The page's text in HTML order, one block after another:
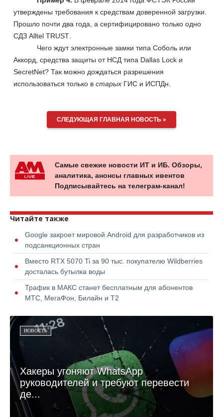
утверждены требования к средствам доверенной загрузки.
Прошло почти два года, а сертифицировано только одно
СДЗ Alltel TRUST
Чего ждут электронные замки типа Соболь или
Аккорд, средства защиты от НСД типа Dallas Lock и
SecretNet? Так можно дождаться разрешения
использоваться только в старых ГИС и ИСПДн.
СЛЕДУЮЩАЯ ГЛАВНАЯ НОВОСТЬ »
Самые свежие новости ИТ и ИБ. Обзоры,
аналитика, анонсы главных ивентов
Подписывайтесь на телеграм-канал!
Читайте также
Google закроет мировой Android для разработчиков из
подсанкционных стран
Вместо RTX 5070 Ti за 90 тыс. покупателю Wildberries
досталась бутылка воды
Трафик в МАКС станет бесплатным для абонентов
МТС, МегаФон, Билайн и Т2
НОВОСТЬ
Хакеры угоняют WhatsApp
руководителей и требуют перевести
де...